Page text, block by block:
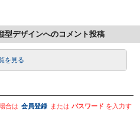
型デザインへのコメント投稿
を見る
合は 会員登録 またはパスワード を入力す